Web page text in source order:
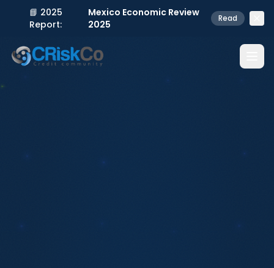
📘 2025
Report:
Mexico Economic Review
2025
Read